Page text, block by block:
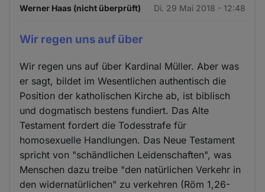
Werner Haas (nicht überprüft) Di. 29 Mai 2018 - 12:48
Wir regen uns auf über
Wir regen uns auf über Kardinal Müller. Aber was
er sagt, bildet im Wesentlichen authentisch die
Position der katholischen Kirche ab, ist biblisch
und dogmatisch bestens fundiert. Das Alte
Testament fordert die Todesstrafe für
homosexuelle Handlungen. Das Neue Testament
spricht von "schändlichen Leidenschaften", was
Menschen dazu treibe "den natürlichen Verkehr in
den widernatürlichen" zu verkehren (Röm 1,26-